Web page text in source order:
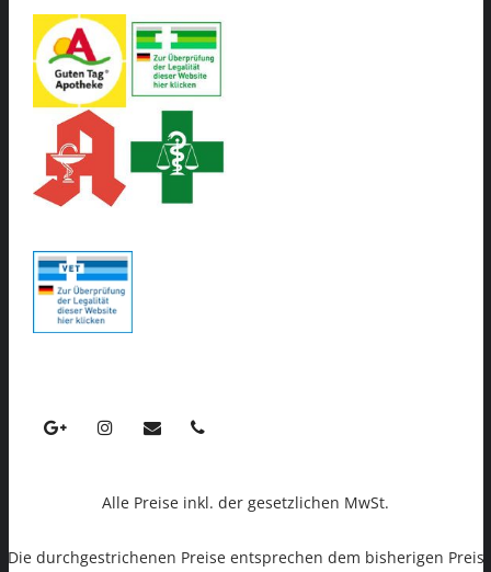
Alle Preise inkl. der gesetzlichen MwSt.
Die durchgestrichenen Preise entsprechen dem bisherigen Preis